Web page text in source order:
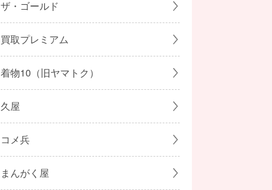
ザ・ゴールド
買取プレミアム
着物10（旧ヤマトク）
久屋
コメ兵
まんがく屋